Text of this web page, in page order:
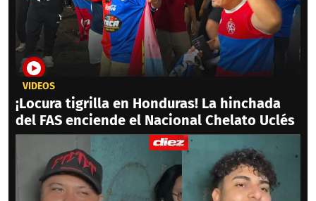
VIDEOS
¡Locura tigrilla en Honduras! La hinchada
del FAS enciende el Nacional Chelato Uclés